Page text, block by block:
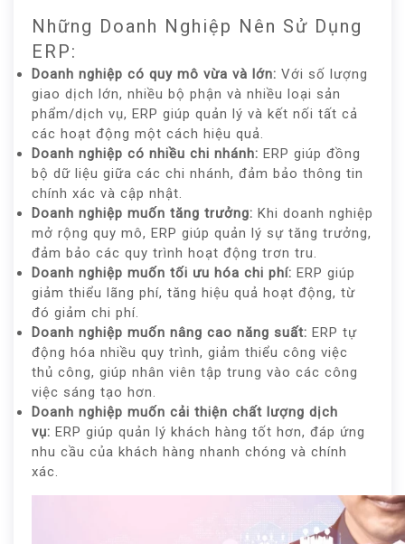
Những Doanh Nghiệp Nên Sử Dụng
ERP:
Doanh nghiệp có quy mô vừa và lớn: Với số lượng
giao dịch lớn, nhiều bộ phận và nhiều loại sản
phẩm/dịch vụ, ERP giúp quản lý và kết nối tất cả
các hoạt động một cách hiệu quả.
Doanh nghiệp có nhiều chi nhánh: ERP giúp đồng
bộ dữ liệu giữa các chi nhánh, đảm bảo thông tin
chính xác và cập nhật.
Doanh nghiệp muốn tăng trưởng: Khi doanh nghiệp
mở rộng quy mô, ERP giúp quản lý sự tăng trưởng,
đảm bảo các quy trình hoạt động trơn tru.
Doanh nghiệp muốn tối ưu hóa chi phí: ERP giúp
giảm thiểu lãng phí, tăng hiệu quả hoạt động, từ
đó giảm chi phí.
Doanh nghiệp muốn nâng cao năng suất: ERP tự
động hóa nhiều quy trình, giảm thiểu công việc
thủ công, giúp nhân viên tập trung vào các công
việc sáng tạo hơn.
Doanh nghiệp muốn cải thiện chất lượng dịch
vụ: ERP giúp quản lý khách hàng tốt hơn, đáp ứng
nhu cầu của khách hàng nhanh chóng và chính
xác.